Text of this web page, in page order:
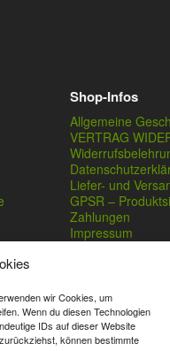
wir Cookies, um
Wenn du diesen Technologien
IDs auf dieser Website
können bestimmte
Shop-Infos
Allgemeine
VERTRAG
Liefer- und
GPSR –
Zahlungen
Impressum